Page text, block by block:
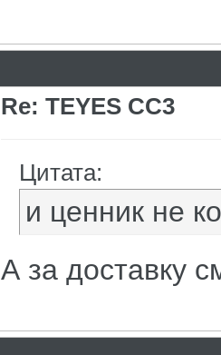
Re: TEYES CC3
Цитата:
и ценник не
А за доставку